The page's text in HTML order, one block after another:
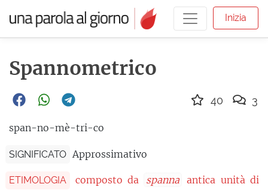
Inizia
Spannometrico
span-no-mè-tri-co
SIGNIFICATO Approssimativo
ETIMOLOGIA composto da spanna antica unità di
40 3